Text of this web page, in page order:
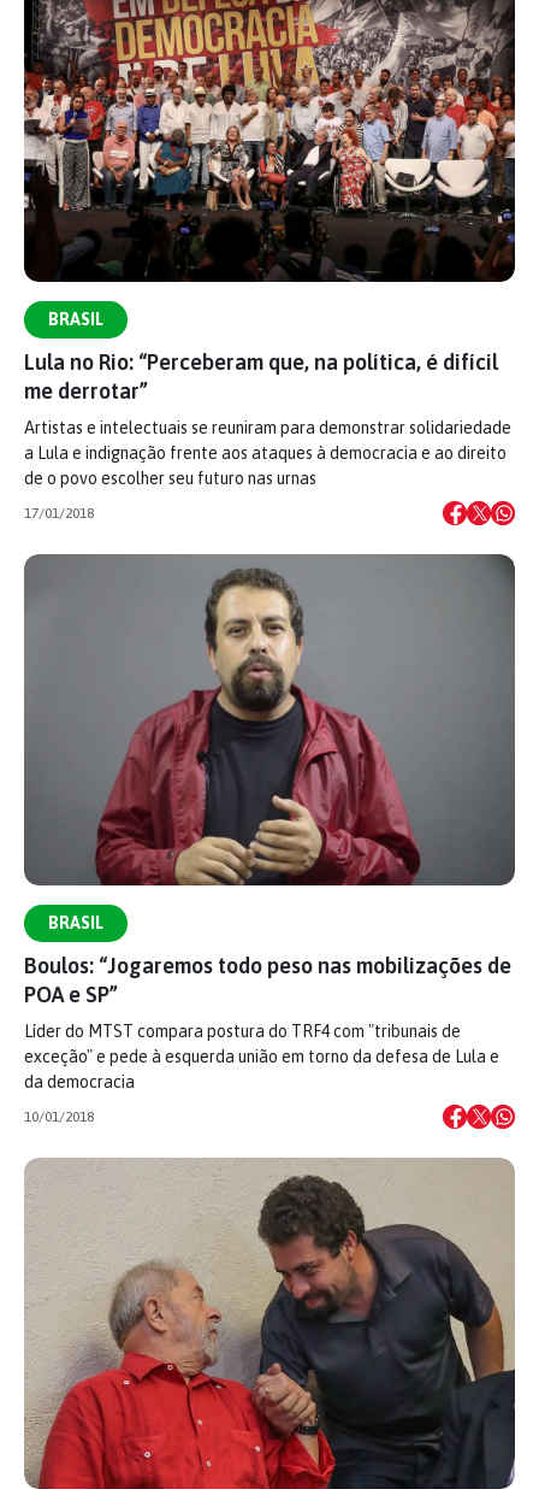
BRASIL
Lula no Rio: “Perceberam que, na política, é difícil
me derrotar”
Artistas e intelectuais se reuniram para demonstrar solidariedade
a Lula e indignação frente aos ataques à democracia e ao direito
de o povo escolher seu futuro nas urnas
17/01/2018
BRASIL
Boulos: “Jogaremos todo peso nas mobilizações de
POA e SP”
Líder do MTST compara postura do TRF4 com "tribunais de
exceção" e pede à esquerda união em torno da defesa de Lula e
da democracia
10/01/2018